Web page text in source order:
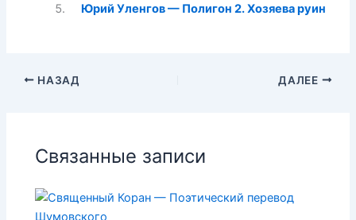
Юрий Уленгов — Полигон 2. Хозяева руин
НАЗАД ДАЛЕЕ
Связанные записи